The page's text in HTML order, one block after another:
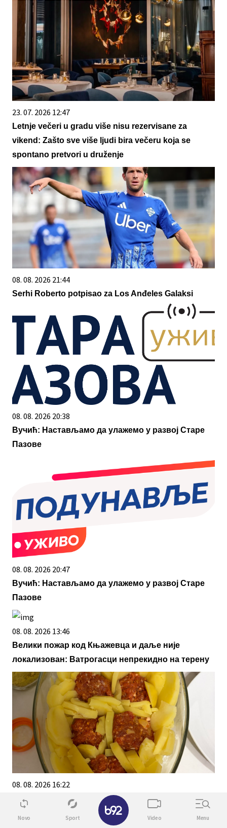
23. 07. 2026 12:47
Letnje večeri u gradu više nisu rezervisane za
vikend: Zašto sve više ljudi bira večeru koja se
spontano pretvori u druženje
08. 08. 2026 21:44
Serhi Roberto potpisao za Los Anđeles Galaksi
08. 08. 2026 20:38
Вучић: Настављамо да улажемо у развој Старе
Пазове
08. 08. 2026 20:47
Вучић: Настављамо да улажемо у развој Старе
Пазове
08. 08. 2026 13:46
Велики пожар код Књажевца и даље није
локализован: Ватрогасци непрекидно на терену
08. 08. 2026 16:22
"Ћуфте у затвору": Ручак у којем ћете сигурно
Novo Sport Video Menu
✕